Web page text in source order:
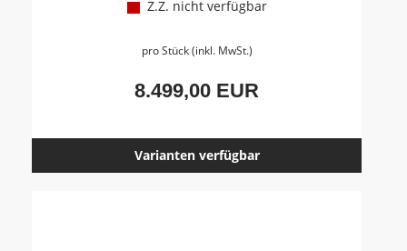
Z.Z. nicht verfügbar
pro Stück (inkl. MwSt.)
8.499,00 EUR
Varianten verfügbar